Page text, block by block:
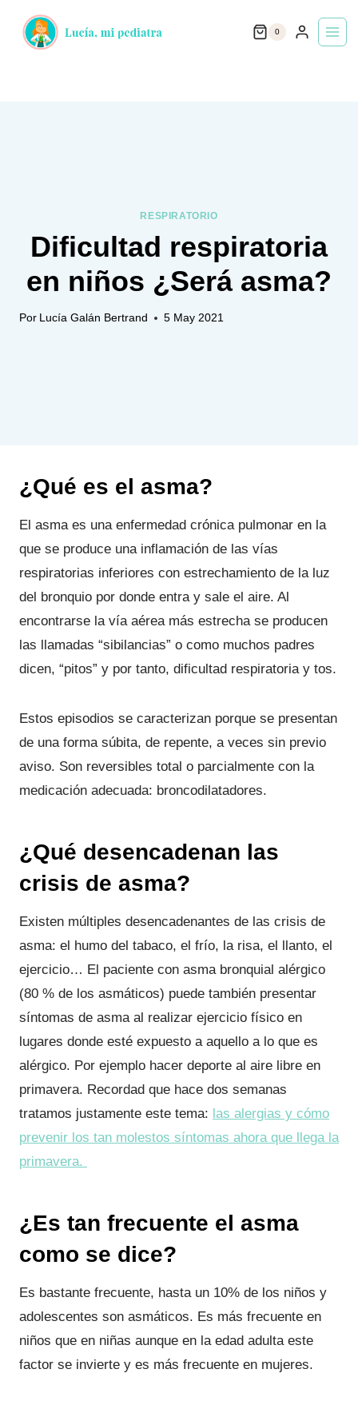
0
RESPIRATORIO
Dificultad respiratoria
en niños ¿Será asma?
Por Lucía Galán Bertrand 5 May 2021
¿Qué es el asma?
El asma es una enfermedad crónica pulmonar en la
que se produce una inflamación de las vías
respiratorias inferiores con estrechamiento de la luz
del bronquio por donde entra y sale el aire. Al
encontrarse la vía aérea más estrecha se producen
las llamadas “sibilancias” o como muchos padres
dicen, “pitos” y por tanto, dificultad respiratoria y tos.
Estos episodios se caracterizan porque se presentan
de una forma súbita, de repente, a veces sin previo
aviso. Son reversibles total o parcialmente con la
medicación adecuada: broncodilatadores.
¿Qué desencadenan las
crisis de asma?
Existen múltiples desencadenantes de las crisis de
asma: el humo del tabaco, el frío, la risa, el llanto, el
ejercicio… El paciente con asma bronquial alérgico
(80 % de los asmáticos) puede también presentar
síntomas de asma al realizar ejercicio físico en
lugares donde esté expuesto a aquello a lo que es
alérgico. Por ejemplo hacer deporte al aire libre en
primavera. Recordad que hace dos semanas
tratamos justamente este tema: las alergias y cómo
prevenir los tan molestos síntomas ahora que llega la
primavera.
¿Es tan frecuente el asma
como se dice?
Es bastante frecuente, hasta un 10% de los niños y
adolescentes son asmáticos. Es más frecuente en
niños que en niñas aunque en la edad adulta este
factor se invierte y es más frecuente en mujeres.